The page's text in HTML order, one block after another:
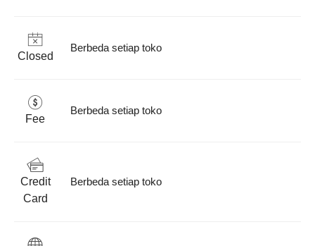
Closed
Berbeda setiap toko
Fee
Berbeda setiap toko
Credit
Card
Berbeda setiap toko